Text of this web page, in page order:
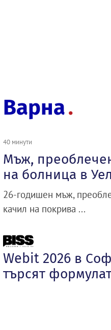
Варна
40 минути
Мъж,
на болница в
26-годишен мъж,
качил на покрива ...
Webit 2026 в
търсят